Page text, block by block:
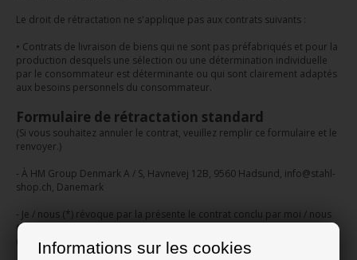
Informations sur les cookies
Le droit de rétractation ne s'applique pas aux contrats suivants :
• Contrats de livraison de biens qui ne sont pas préfabriqués et pour la
production desquels une sélection ou une détermination individuelle
par le consommateur est déterminante ou qui sont clairement adaptés
aux besoins personnels du consommateur.
Formulaire de rétractation standard
(Si vous souhaitez annuler le contrat, veuillez remplir ce formulaire et le
renvoyer.)
- À HM Group Denmark A / S, Havnevej 12B, 9560 Hadsund, info@stahl-
shop.ch, Danemark
- Je / nous (*) révoque par la présente le contrat conclu par moi / nous
(*) pour l'achat des biens suivants (*) / la fourniture du service suivant
(*)